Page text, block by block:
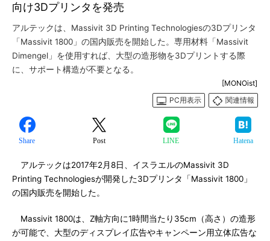
向け3Dプリンタを発売
アルテックは、Massivit 3D Printing Technologiesの3Dプリンタ
「Massivit 1800」の国内販売を開始した。専用材料「Massivit
Dimengel」を使用すれば、大型の造形物を3Dプリントする際
に、サポート構造が不要となる。
[MONOist]
PC用表示
関連情報
Share Post LINE Hatena
アルテックは2017年2月8日、イスラエルのMassivit 3D
Printing Technologiesが開発した3Dプリンタ「Massivit 1800」
の国内販売を開始した。
Massivit 1800は、Z軸方向に1時間当たり35cm（高さ）の造形
が可能で、大型のディスプレイ広告やキャンペーン用立体広告な